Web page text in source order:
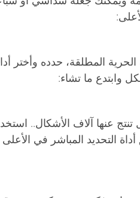
المطلقة، حدده وأختر
وابتدع ما تشاء:
عنها آلاف الأشكال..
التحديد المباشر في